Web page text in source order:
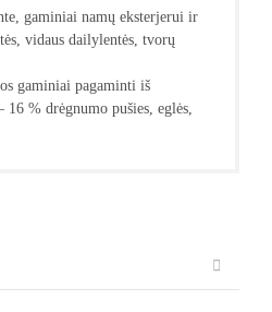
gaminiai namų eksterjerui ir
vidaus dailylentės, tvorų
gaminiai pagaminti iš
16 % drėgnumo pušies, eglės,